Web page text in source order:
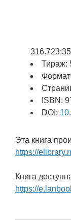
Тираж:
ISBN:
DOI:
Эта книга
https://
Книга
https://